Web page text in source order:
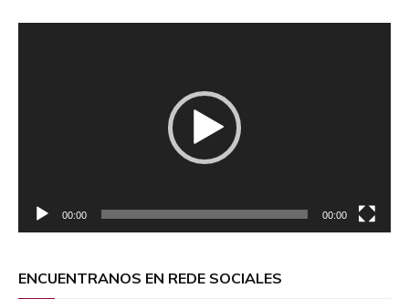
00:00 00:00
ENCUENTRANOS EN REDE SOCIALES